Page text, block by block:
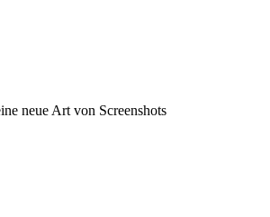
neue Art von Screenshots